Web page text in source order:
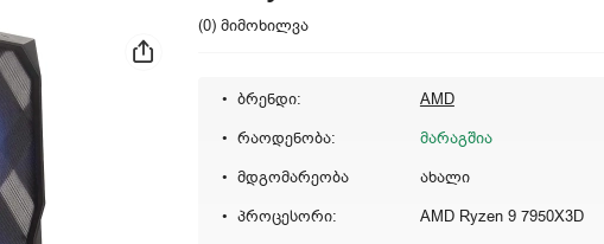
(0) მიმოხილვა
ბრენდი:
AMD
რაოდენობა:
მარაგშია
მდგომარეობა
ახალი
პროცესორი:
AMD Ryzen 9 7950X3D